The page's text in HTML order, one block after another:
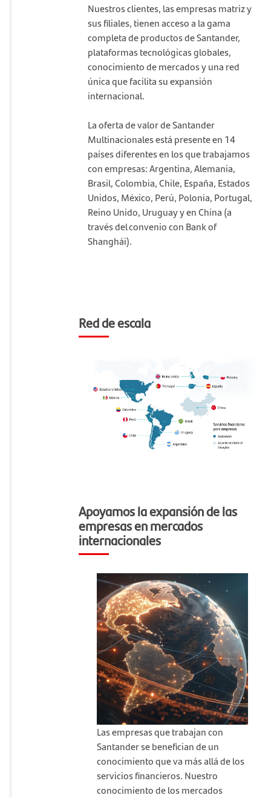
Nuestros clientes, las empresas matriz y
sus filiales, tienen acceso a la gama
completa de productos de Santander,
plataformas tecnológicas globales,
conocimiento de mercados y una red
única que facilita su expansión
internacional.
La oferta de valor de Santander
Multinacionales está presente en 14
países diferentes en los que trabajamos
con empresas: Argentina, Alemania,
Brasil, Colombia, Chile, España, Estados
Unidos, México, Perú, Polonia, Portugal,
Reino Unido, Uruguay y en China (a
través del convenio con Bank of
Shanghái).
Red de escala
Apoyamos la expansión de las
empresas en mercados
internacionales
Las empresas que trabajan con
Santander se benefician de un
conocimiento que va más allá de los
servicios financieros. Nuestro
conocimiento de los mercados